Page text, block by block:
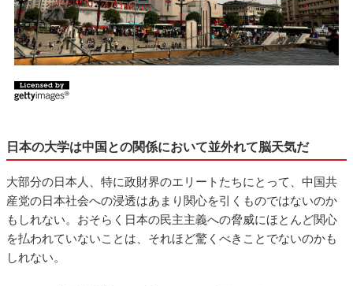
日本の大学は中国との関係において並外れて脳天気だ
大部分の日本人、特に政財界のエリートたちにとって、中国共
産党の日本社会への浸透はあまり関心を引くものではないのか
もしれない。おそらく日本の民主主義への脅威にほとんど関心
を払われていないことは、それほど驚くべきことでないのかも
しれない。